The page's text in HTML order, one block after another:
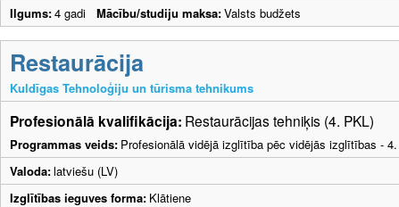
Ilgums:4 gadi Mācību/studiju maksa:Valsts budžets
Restaurācija
Kuldīgas Tehnoloģiju un tūrisma tehnikums
Profesionālā kvalifikācija: Restaurācijas tehniķis (4. PKL)
Programmas veids: Profesionālā vidējā izglītība pēc vidējās izglītības -
Valoda:latviešu (LV)
Izglītības ieguves forma: Klātiene